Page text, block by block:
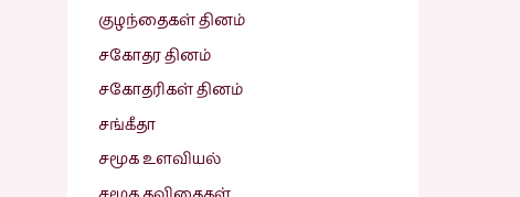
குழந்தைகள் தினம்
சகோதர தினம்
சகோதரிகள் தினம்
சங்கீதா
சமூக உளவியல்